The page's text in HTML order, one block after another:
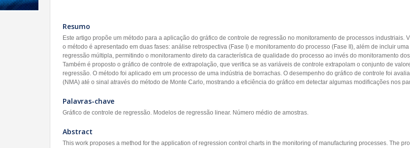
Resumo
Este artigo propõe um método para a aplicação do gráfico de controle de regressão no monitoramento de processos industriais.
o método é apresentado em duas fases: análise retrospectiva (Fase I) e monitoramento do processo (Fase II), além de incluir
regressão múltipla, permitindo o monitoramento direto da característica de qualidade do processo ao invés do monitoramento
Também é proposto o gráfico de controle de extrapolação, que verifica se as variáveis de controle extrapolam o conjunto de
regressão. O método foi aplicado em um processo de uma indústria de borrachas. O desempenho do gráfico de controle foi
(NMA) até o sinal através do método de Monte Carlo, mostrando a eficiência do gráfico em detectar algumas modificações nos
Palavras-chave
Gráfico de controle de regressão. Modelos de regressão linear. Número médio de amostras.
Abstract
This work proposes a method for the application of regression control charts in the monitoring of manufacturing processes. The